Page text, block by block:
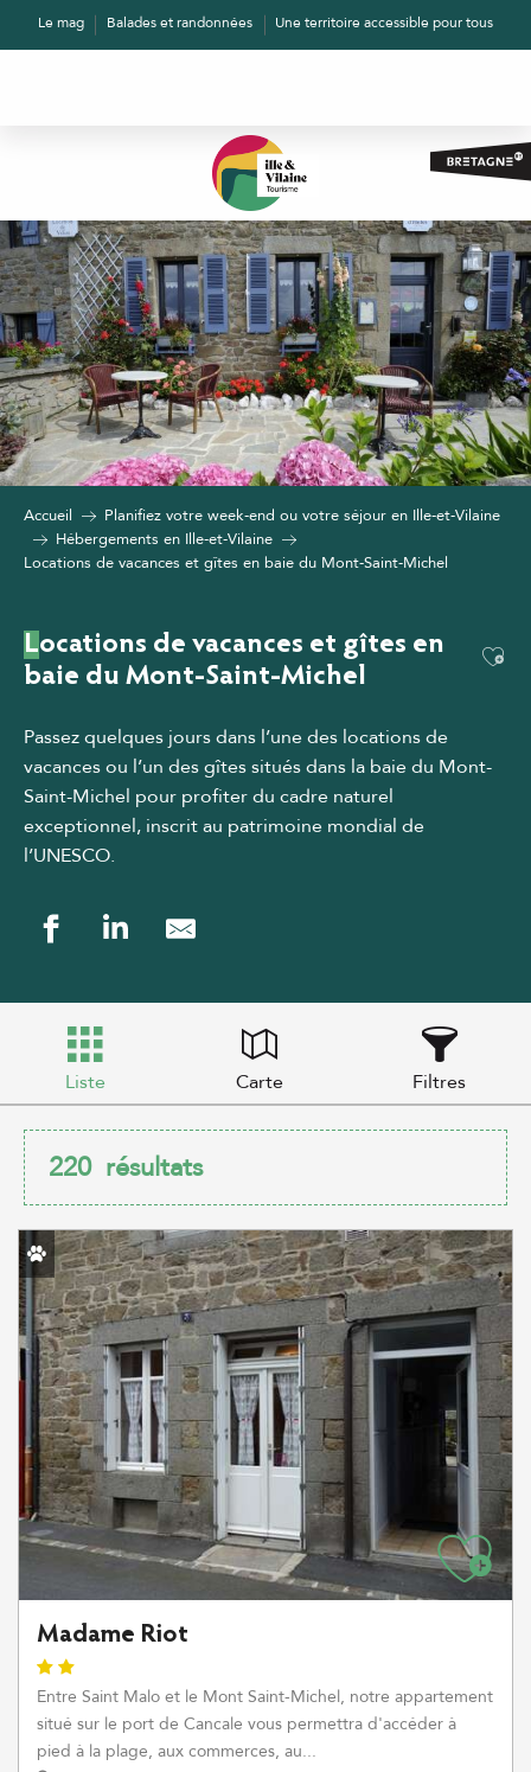
AllerLe mag Balades et randonnées Une territoire accessible pour tous
Accueil
Planifiez votre week-end ou votre séjour en Ille-et-Vilaine
Hébergements en Ille-et-Vilaine
Locations de vacances et gîtes en baie du Mont-Saint-Michel
Locations de vacances et gîtes en
baie du Mont-Saint-Michel
Passez quelques jours dans l’une des locations de
vacances ou l’un des gîtes situés dans la baie du Mont-
Saint-Michel pour profiter du cadre naturel
exceptionnel, inscrit au patrimoine mondial de
l’UNESCO.
Liste Carte Filtres
220 résultats
Madame Riot
Entre Saint Malo et le Mont Saint-Michel, notre appartement
situé sur le port de Cancale vous permettra d'accéder à
pied à la plage, aux commerces, au...